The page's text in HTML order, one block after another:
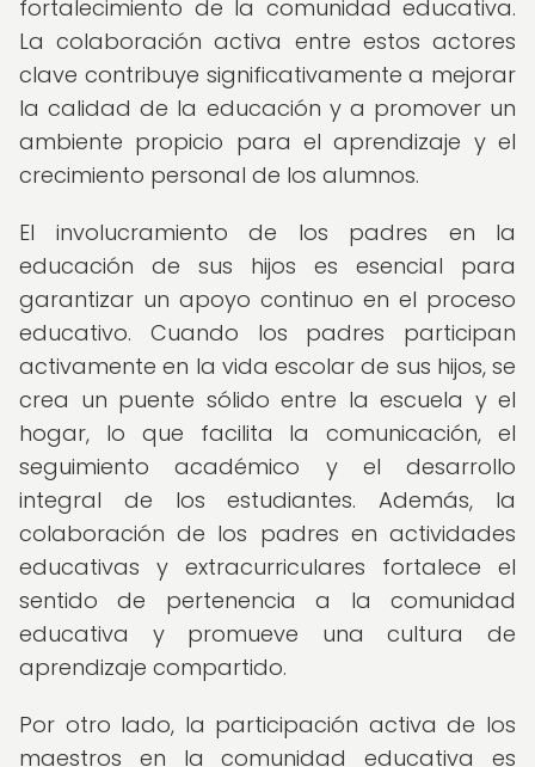
fortalecimiento de la comunidad educativa.
La colaboración activa entre estos actores
clave contribuye significativamente a mejorar
la calidad de la educación y a promover un
ambiente propicio para el aprendizaje y el
crecimiento personal de los alumnos.
El involucramiento de los padres en la
educación de sus hijos es esencial para
garantizar un apoyo continuo en el proceso
educativo. Cuando los padres participan
activamente en la vida escolar de sus hijos, se
crea un puente sólido entre la escuela y el
hogar, lo que facilita la comunicación, el
seguimiento académico y el desarrollo
integral de los estudiantes. Además, la
colaboración de los padres en actividades
educativas y extracurriculares fortalece el
sentido de pertenencia a la comunidad
educativa y promueve una cultura de
aprendizaje compartido.
Por otro lado, la participación activa de los
maestros en la comunidad educativa es